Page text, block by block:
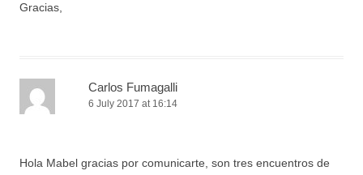
Gracias,
Carlos Fumagalli
6 July 2017 at 16:14
Hola Mabel gracias por comunicarte, son tres encuentros de